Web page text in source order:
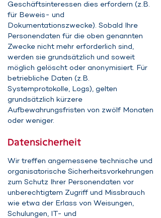
Geschäftsinteressen dies erfordern (z.B.
für Beweis- und
Dokumentationszwecke). Sobald Ihre
Personendaten für die oben genannten
Zwecke nicht mehr erforderlich sind,
werden sie grundsätzlich und soweit
möglich gelöscht oder anonymisiert. Für
betriebliche Daten (z.B.
Systemprotokolle, Logs), gelten
grundsätzlich kürzere
Aufbewahrungsfristen von zwölf Monaten
oder weniger.
Datensicherheit
Wir treffen angemessene technische und
organisatorische Sicherheitsvorkehrungen
zum Schutz Ihrer Personendaten vor
unberechtigtem Zugriff und Missbrauch
wie etwa der Erlass von Weisungen,
Schulungen, IT- und